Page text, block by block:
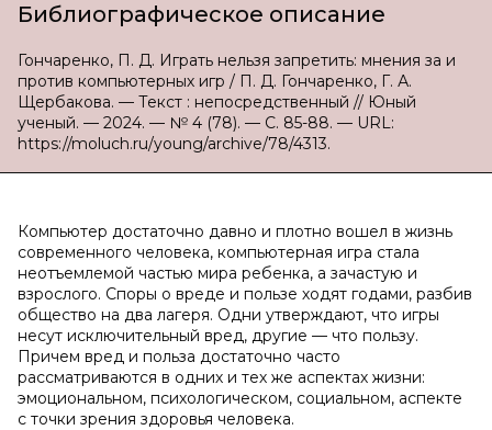
Библиографическое описание
Гончаренко, П. Д. Играть нельзя запретить: мнения за и
против компьютерных игр / П. Д. Гончаренко, Г. А.
Щербакова. — Текст : непосредственный // Юный
ученый. — 2024. — № 4 (78). — С. 85-88. — URL:
https://moluch.ru/young/archive/78/4313.
Компьютер достаточно давно и плотно вошел в жизнь
современного человека, компьютерная игра стала
неотъемлемой частью мира ребенка, а зачастую и
взрослого. Споры о вреде и пользе ходят годами, разбив
общество на два лагеря. Одни утверждают, что игры
несут исключительный вред, другие — что пользу.
Причем вред и польза достаточно часто
рассматриваются в одних и тех же аспектах жизни:
эмоциональном, психологическом, социальном, аспекте
с точки зрения здоровья человека.